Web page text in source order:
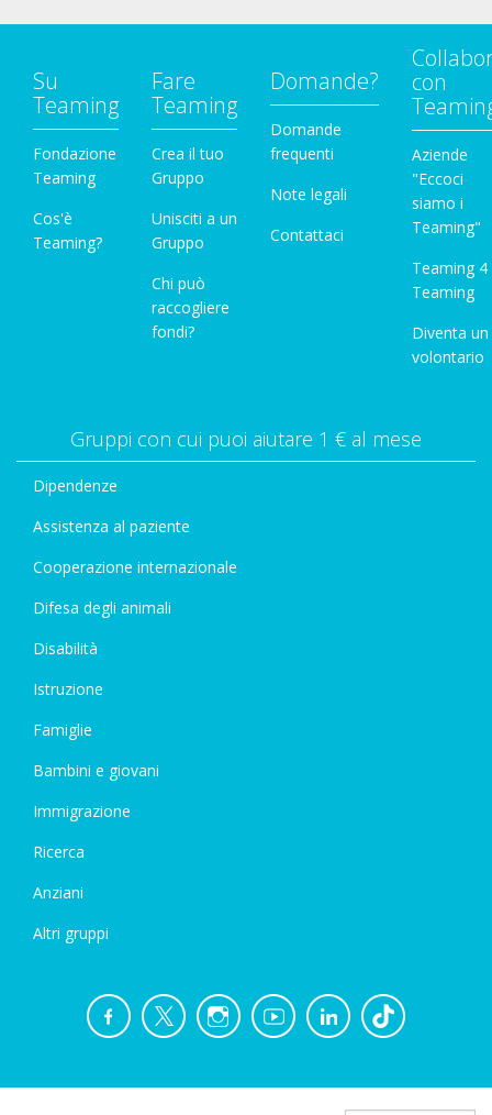
Su
Teaming
Fondazione
Teaming
Cos'è
Teaming?
Fare
Teaming
Crea il tuo
Gruppo
Unisciti a un
Gruppo
Chi può
raccogliere
fondi?
Domande?
Domande
frequenti
Note legali
Contattaci
con
Aziende
"Eccoci
siamo i
Teaming"
Teaming 4
Teaming
Diventa un
volontario
Gruppi con cui puoi aiutare 1 € al mese
Dipendenze
Assistenza al paziente
Cooperazione internazionale
Difesa degli animali
Disabilità
Istruzione
Famiglie
Bambini e giovani
Immigrazione
Ricerca
Anziani
Altri gruppi